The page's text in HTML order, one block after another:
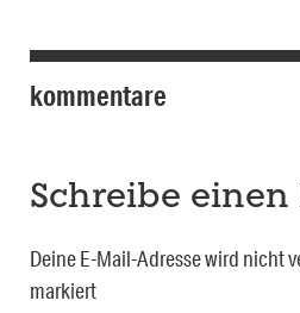
kommentare
Schreibe
Deine E-Mail-Adresse wird nicht
markiert